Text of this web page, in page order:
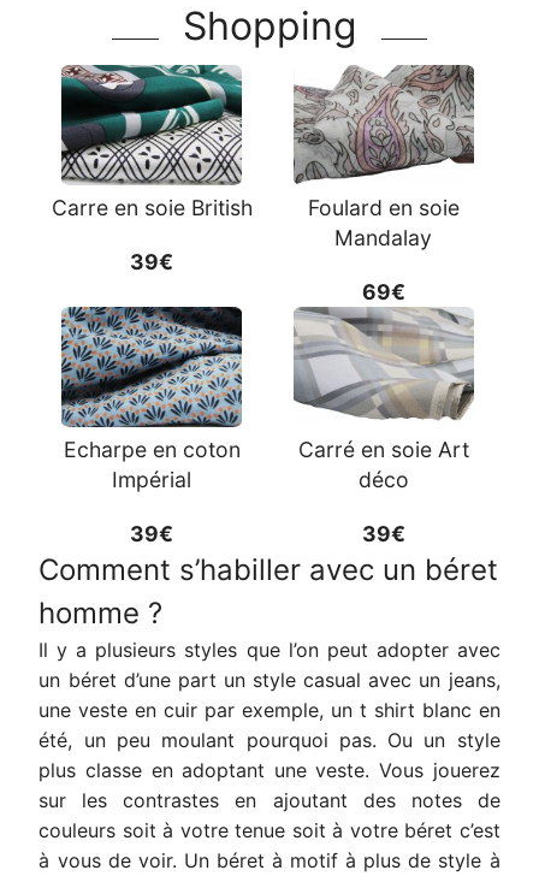
Shopping
Carre en soie British
39€
Foulard en soie
Mandalay
69€
Echarpe en coton
Impérial
39€
Carré en soie Art
déco
39€
Comment s’habiller avec un béret
homme ?
Il y a plusieurs styles que l’on peut adopter avec
un béret d’une part un style casual avec un jeans,
une veste en cuir par exemple, un t shirt blanc en
été, un peu moulant pourquoi pas. Ou un style
plus classe en adoptant une veste. Vous jouerez
sur les contrastes en ajoutant des notes de
couleurs soit à votre tenue soit à votre béret c’est
à vous de voir. Un béret à motif à plus de style à